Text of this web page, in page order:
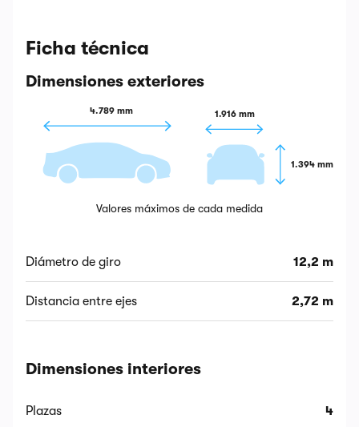
Ficha técnica
Dimensiones exteriores
4.789 mm 1.916 mm
1.394 mm
Valores máximos de cada medida
Diámetro de giro 12,2 m
Distancia entre ejes 2,72 m
Dimensiones interiores
Plazas 4